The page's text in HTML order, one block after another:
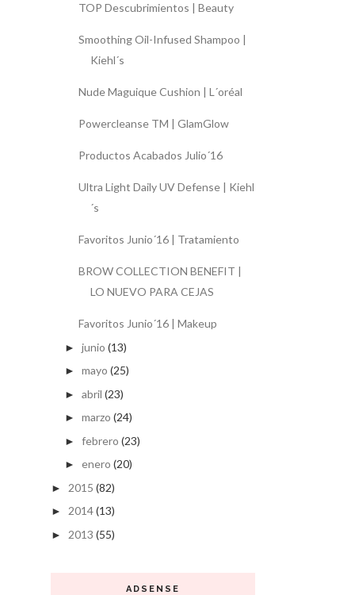
TOP Descubrimientos | Beauty
Smoothing Oil-Infused Shampoo |
Kiehl´s
Nude Maguique Cushion | L´oréal
Powercleanse TM | GlamGlow
Productos Acabados Julio´16
Ultra Light Daily UV Defense | Kiehl
´s
Favoritos Junio´16 | Tratamiento
BROW COLLECTION BENEFIT |
LO NUEVO PARA CEJAS
Favoritos Junio´16 | Makeup
► junio (13)
► mayo (25)
► abril (23)
► marzo (24)
► febrero (23)
► enero (20)
► 2015 (82)
► 2014(13)
► 2013 (55)
ADSENSE